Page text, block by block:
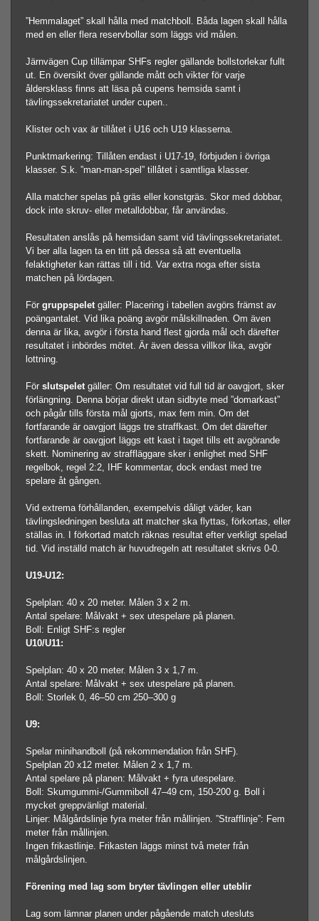
”Hemmalaget” skall hålla med matchboll. Båda lagen skall hålla
med en eller flera reservbollar som läggs vid målen.
Järnvägen Cup tillämpar SHFs regler gällande bollstorlekar fullt
ut. En översikt över gällande mått och vikter för varje
åldersklass finns att läsa på cupens hemsida samt i
tävlingssekretariatet under cupen..
Klister och vax är tillåtet i U16 och U19 klasserna.
Punktmarkering: Tillåten endast i U17-19, förbjuden i övriga
klasser. S.k. ”man-man-spel” tillåtet i samtliga klasser.
Alla matcher spelas på gräs eller konstgräs. Skor med dobbar,
dock inte skruv- eller metalldobbar, får användas.
Resultaten anslås på hemsidan samt vid tävlingssekretariatet.
Vi ber alla lagen ta en titt på dessa så att eventuella
felaktigheter kan rättas till i tid. Var extra noga efter sista
matchen på lördagen.
För gruppspelet gäller: Placering i tabellen avgörs främst av
poängantalet. Vid lika poäng avgör målskillnaden. Om även
denna är lika, avgör i första hand flest gjorda mål och därefter
resultatet i inbördes mötet. Är även dessa villkor lika, avgör
lottning.
För slutspeletgäller: Om resultatet vid full tid är oavgjort, sker
förlängning. Denna börjar direkt utan sidbyte med ”domarkast”
och pågår tills första mål gjorts, max fem min. Om det
fortfarande är oavgjort läggs tre straffkast. Om det därefter
fortfarande är oavgjort läggs ett kast i taget tills ett avgörande
skett. Nominering av straffläggare sker i enlighet med SHF
regelbok, regel 2:2, IHF kommentar, dock endast med tre
spelare åt gången.
Vid extrema förhållanden, exempelvis dåligt väder, kan
tävlingsledningen besluta att matcher ska flyttas, förkortas, eller
ställas in. I förkortad match räknas resultat efter verkligt spelad
tid. Vid inställd match är huvudregeln att resultatet skrivs 0-0.
U19-U12:
Spelplan: 40 x 20 meter. Målen 3 x 2 m.
Antal spelare: Målvakt + sex utespelare på planen.
Boll: Enligt SHF:s regler
U10/U11:
Spelplan: 40 x 20 meter. Målen 3 x 1,7 m.
Antal spelare: Målvakt + sex utespelare på planen.
Boll: Storlek 0, 46–50 cm 250–300 g
U9:
Spelar minihandboll (på rekommendation från SHF).
Spelplan 20 x12 meter. Målen 2 x 1,7 m.
Antal spelare på planen: Målvakt + fyra utespelare.
Boll: Skumgummi-/Gummiboll 47–49 cm, 150-200 g. Boll i
mycket greppvänligt material.
Linjer: Målgårdslinje fyra meter från mållinjen. ”Strafflinje”: Fem
meter från mållinjen.
Ingen frikastlinje. Frikasten läggs minst två meter från
målgårdslinjen.
Förening med lag som bryter tävlingen eller uteblir
Lag som lämnar planen under pågående match utesluts